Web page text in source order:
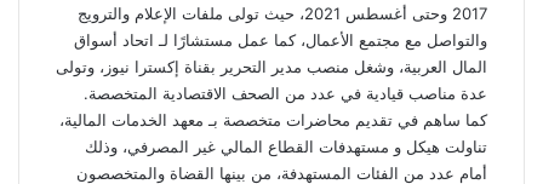
2017 وحتى أغسطس 2021، حيث تولى ملفات الإعلام والترويج
والتواصل مع مجتمع الأعمال، كما عمل مستشارًا لـ اتحاد أسواق
المال العربية، وشغل منصب مدير التحرير بقناة إكسترا نيوز، وتولى
عدة مناصب قيادية في عدد من الصحف الاقتصادية المتخصصة.
كما ساهم في تقديم محاضرات متخصصة بـ معهد الخدمات المالية،
تناولت هيكل و مستهدفات القطاع المالي غير المصرفي، وذلك
أمام عدد من الفئات المستهدفة، من بينها القضاة والمتخصصون